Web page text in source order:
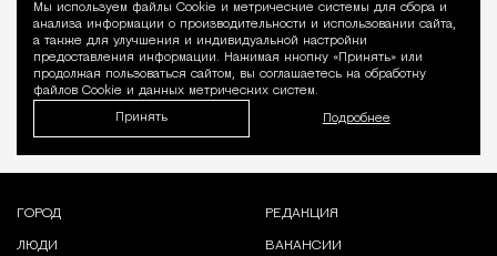
Уведомление
Мы используем файлы Сookie и метрические системы для сбора и
анализа информации о производительности и использовании сайта,
а также для улучшения и индивидуальной настройки
предоставления информации. Нажимая кнопку «Принять» или
продолжая пользоваться сайтом, вы соглашаетесь на обработку
файлов Cookie и данных метрических систем.
Принять Подробнее
ГОРОД
ЛЮДИ
РЕДАКЦИЯ
ВАКАНСИИ